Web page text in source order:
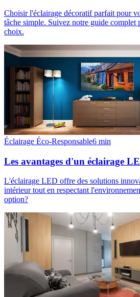
Choisir l'éclairage décoratif parfait pour
tâche simple. Suivez notre guide complet
choix.
Éclairage Éco-Responsable6 min
Les avantages d'un éclairage
L'éclairage LED offre des solutions
intérieur tout en respectant
option?